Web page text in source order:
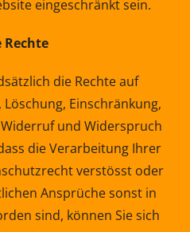
eingeschränkt sein.
Rechte
die Rechte auf
Einschränkung,
und Widerspruch
die Verarbeitung Ihrer
verstösst oder
Ansprüche sonst in
sind, können Sie sich